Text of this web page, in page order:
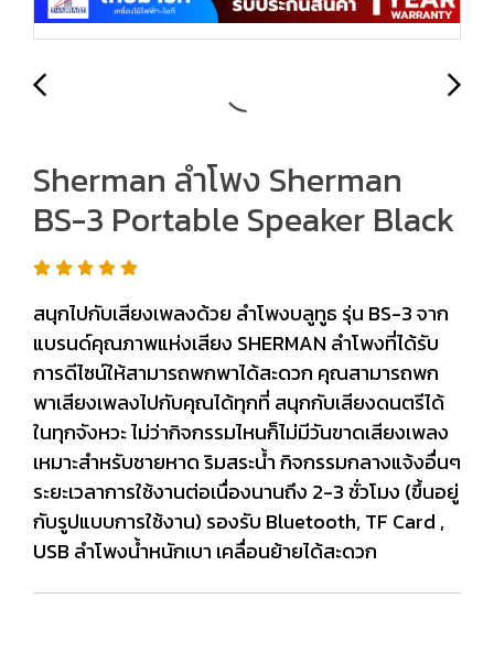
Sherman ลำโพง Sherman
BS-3 Portable Speaker Black
สนุกไปกับเสียงเพลงด้วย ลำโพงบลูทูธ รุ่น BS-3 จาก
แบรนด์คุณภาพแห่งเสียง SHERMAN ลำโพงที่ได้รับ
การดีไซน์ให้สามารถพกพาได้สะดวก คุณสามารถพก
พาเสียงเพลงไปกับคุณได้ทุกที่ สนุกกับเสียงดนตรีได้
ในทุกจังหวะ ไม่ว่ากิจกรรมไหนก็ไม่มีวันขาดเสียงเพลง
เหมาะสำหรับชายหาด ริมสระน้ำ กิจกรรมกลางแจ้งอื่นๆ
ระยะเวลาการใช้งานต่อเนื่องนานถึง 2-3 ชั่วโมง (ขึ้นอยู่
กับรูปแบบการใช้งาน) รองรับ Bluetooth, TF Card ,
USB ลำโพงน้ำหนักเบา เคลื่อนย้ายได้สะดวก